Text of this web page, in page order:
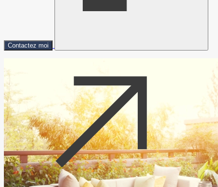
Contactez moi